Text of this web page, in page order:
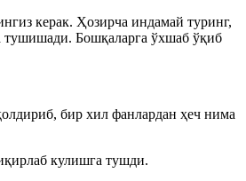
керак. Ҳозирча индамай туринг,
тушишади. Бошқаларга ўхшаб ўқиб
бир хил фанлардан ҳеч нима
кулишга тушди.